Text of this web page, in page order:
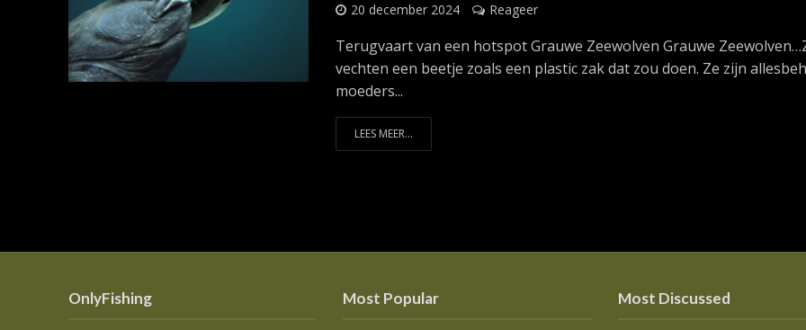
20 december 2024 Reageer
Terugvaart van een hotspot Grauwe Zeewolven Grauwe
vechten een beetje zoals een plastic zak dat zou doen. Ze zijn
moeders...
LEES MEER...
OnlyFishing Most Popular Most Discussed